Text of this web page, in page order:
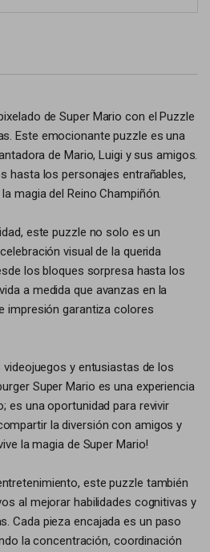
de Super Mario con el Puzzle
Este emocionante puzzle es una
de Mario, Luigi y sus amigos.
hasta los personajes entrañables,
magia del Reino Champiñón.
este puzzle no solo es un
visual de la querida
los bloques sorpresa hasta los
a medida que avanzas en la
impresión garantiza colores
y entusiastas de los
Super Mario es una experiencia
es una oportunidad para revivir
la diversión con amigos y
la magia de Super Mario!
este puzzle también
al mejorar habilidades cognitivas y
Cada pieza encajada es un paso
la concentración, coordinación